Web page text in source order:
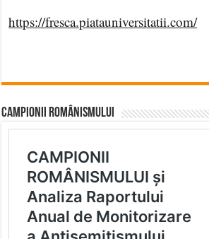
https://fresca.piatauniversitatii.com/
CAMPIONII ROMÂNISMULUI